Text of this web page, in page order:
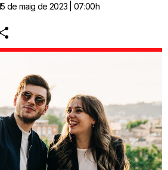
de maig de 2023 | 07:00h